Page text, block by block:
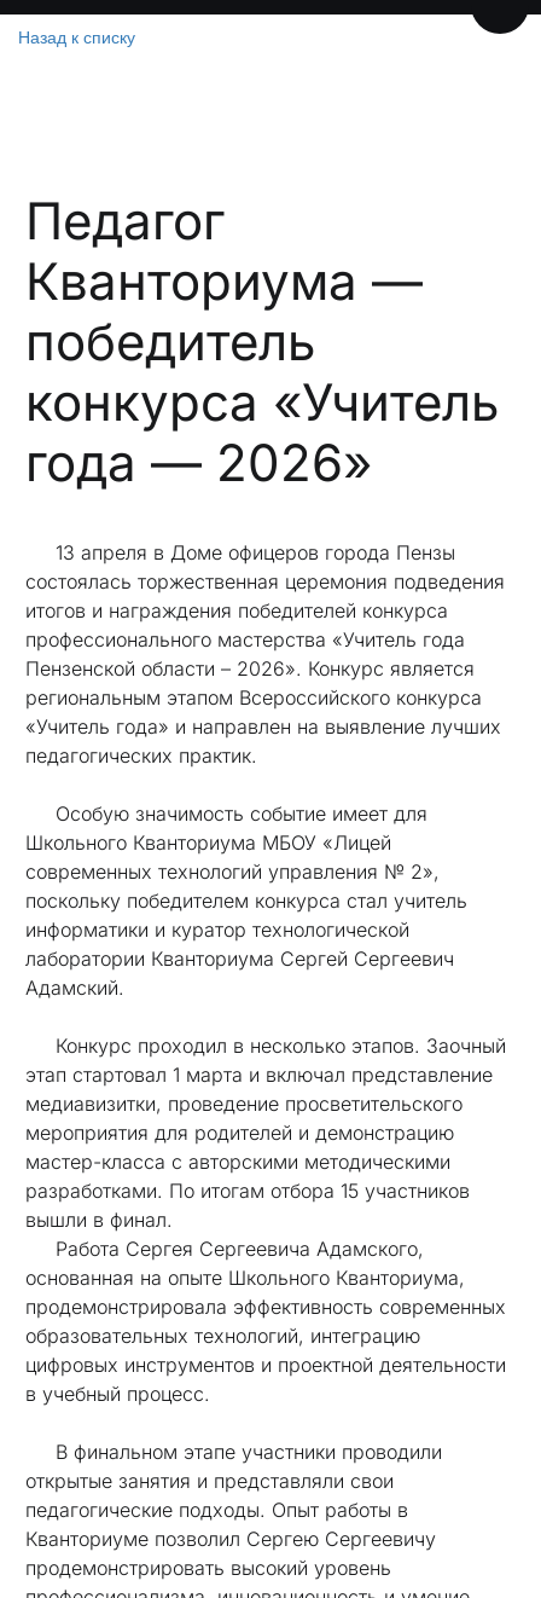
Назад к списку
Педагог
Кванториума —
победитель
конкурса «Учитель
года — 2026»
13 апреля в Доме офицеров города Пензы
состоялась торжественная церемония подведения
итогов и награждения победителей конкурса
профессионального мастерства «Учитель года
Пензенской области – 2026». Конкурс является
региональным этапом Всероссийского конкурса
«Учитель года» и направлен на выявление лучших
педагогических практик.
Особую значимость событие имеет для
Школьного Кванториума МБОУ «Лицей
современных технологий управления № 2»,
поскольку победителем конкурса стал учитель
информатики и куратор технологической
лаборатории Кванториума Сергей Сергеевич
Адамский.
Конкурс проходил в несколько этапов. Заочный
этап стартовал 1 марта и включал представление
медиавизитки, проведение просветительского
мероприятия для родителей и демонстрацию
мастер-класса с авторскими методическими
разработками. По итогам отбора 15 участников
вышли в финал.
Работа Сергея Сергеевича Адамского,
основанная на опыте Школьного Кванториума,
продемонстрировала эффективность современных
образовательных технологий, интеграцию
цифровых инструментов и проектной деятельности
в учебный процесс.
В финальном этапе участники проводили
открытые занятия и представляли свои
педагогические подходы. Опыт работы в
Кванториуме позволил Сергею Сергеевичу
продемонстрировать высокий уровень